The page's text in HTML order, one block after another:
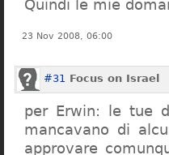
Quindi le mie
23 Nov 2008, 06:00
#31 Focus on Israel
per Erwin: le tue
mancavano di
approvare